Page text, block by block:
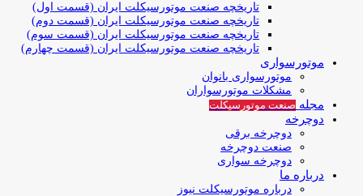
تاریخچه صنعت موتورسیکلت ایران (قسمت اول)
تاریخچه صنعت موتورسیکلت ایران (قسمت دوم)
تاریخچه صنعت موتورسیکلت ایران (قسمت سوم)
تاریخچه صنعت موتورسیکلت ایران (قسمت چهارم)
موتورسواری
موتورسواری بانوان
مشکلات موتورسواران
مجله صنعت موتورسیکلت
دوچرخه
دوچرخه برقی
صنعت دوچرخه
دوچرخه سواری
درباره ما
درباره موتورسیکلت نیوز